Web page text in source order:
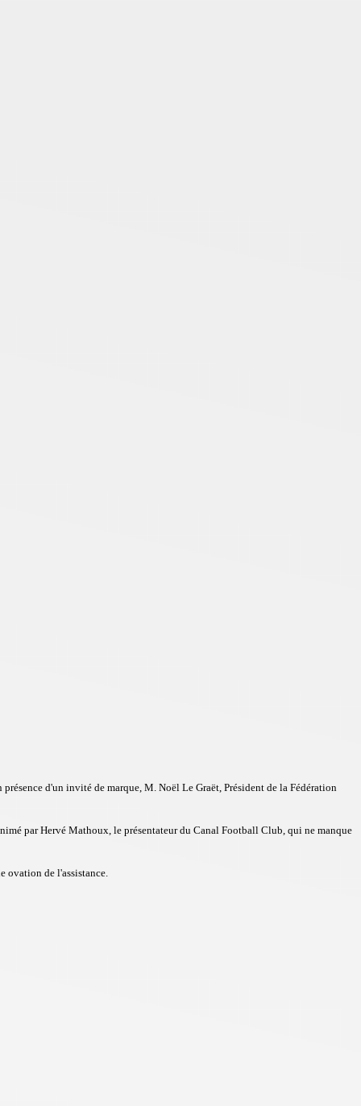
d'un invité de marque, M. Noël Le Graët, Président de la Fédération
par Hervé Mathoux, le présentateur du Canal Football Club, qui ne manque
ovation de l'assistance.